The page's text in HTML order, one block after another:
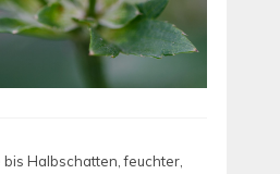
Halbschatten, feuchter,